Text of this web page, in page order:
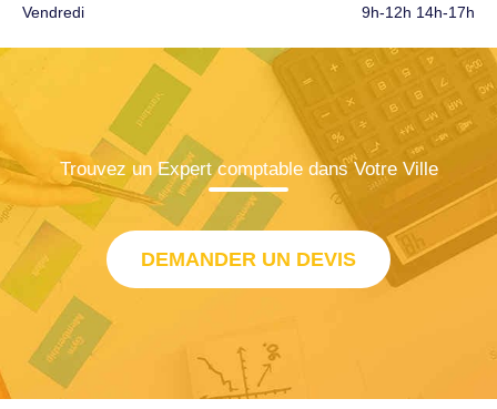
Vendredi 9h-12h 14h-17h
Trouvez un Expert comptable dans Votre Ville
DEMANDER UN DEVIS